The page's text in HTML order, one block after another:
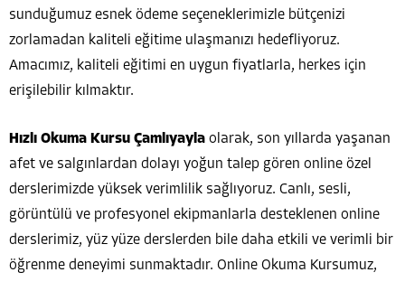
sunduğumuz esnek ödeme seçeneklerimizle bütçenizi
zorlamadan kaliteli eğitime ulaşmanızı hedefliyoruz.
Amacımız, kaliteli eğitimi en uygun fiyatlarla, herkes için
erişilebilir kılmaktır.
Hızlı Okuma Kursu Çamlıyayla olarak, son yıllarda yaşanan
afet ve salgınlardan dolayı yoğun talep gören online özel
derslerimizde yüksek verimlilik sağlıyoruz. Canlı, sesli,
görüntülü ve profesyonel ekipmanlarla desteklenen online
derslerimiz, yüz yüze derslerden bile daha etkili ve verimli bir
öğrenme deneyimi sunmaktadır. Online Okuma Kursumuz,